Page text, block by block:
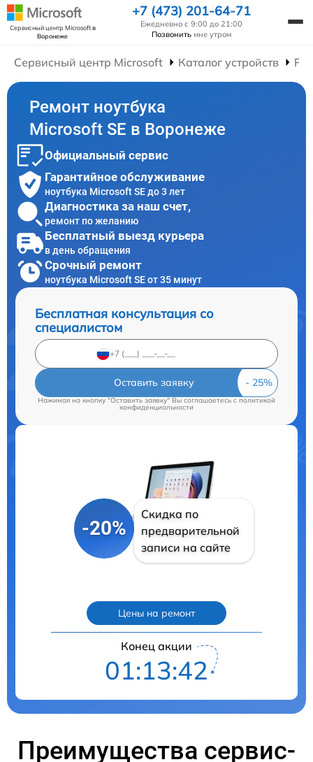
Сервисный центр Microsoftв
Воронеже
+7 (473) 201-64-71
Ежедневно с 9:00 до 21:00
Позвонить мне утром
Сервисный центр Microsoft Каталог устройств
Ремонт ноутбука
Microsoft SE в Воронеже
Официальный сервис
Гарантийное обслуживание
ноутбука Microsoft SE до 3 лет
Диагностика за наш счет,
ремонт по желанию
Бесплатный выезд курьера
в день обращения
Срочный ремонт
ноутбука Microsoft SE от 35 минут
Бесплатная консультация со
специалистом
Оставить заявку
Нажимая на кнопку "Оставить заявку" Вы соглашаетесь cполитикой
конфиденциальности
-20%
Скидка по
предварительной
записи на сайте
Цены на ремонт
Конец акции
01:13:40
Преимущества сервис-